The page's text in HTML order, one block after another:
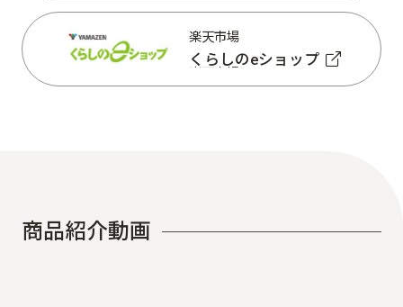
山善ビズコム
楽天市場
くらしのeショップ
商品紹介動画